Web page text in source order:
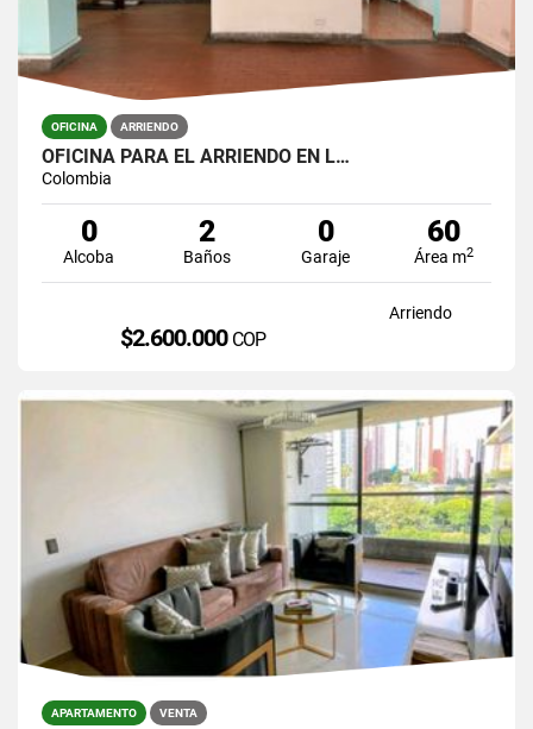
OFICINA ARRIENDO
OFICINA PARA EL ARRIENDO EN L…
Colombia
0
Alcoba
2
Baños
0
Garaje
60
Área m2
Arriendo
$2.600.000 COP
APARTAMENTO VENTA